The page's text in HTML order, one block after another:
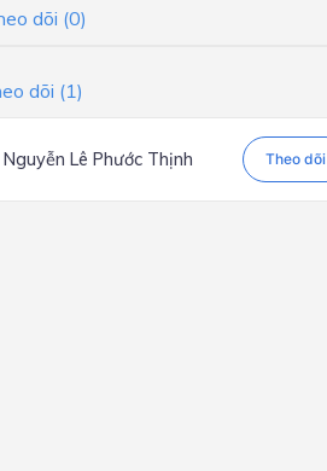
dõi (0)
dõi (1)
Nguyễn Lê Phước Thịnh Theo dõi